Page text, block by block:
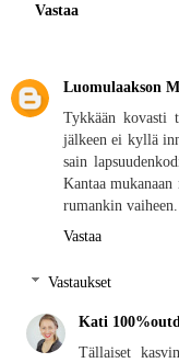
Vastaa
Luomulaakson
Tykkään kovasti
jälkeen ei kyllä
sain
Kantaa
rumankin
Vastaa
Vastaukset
Kati
Tällaiset